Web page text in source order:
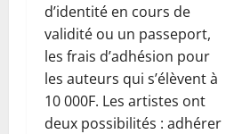
d’identité en cours de
validité ou un passeport,
les frais d’adhésion pour
les auteurs qui s’élèvent à
10 000F. Les artistes ont
deux possibilités : adhérer